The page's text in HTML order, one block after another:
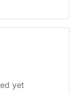
yet